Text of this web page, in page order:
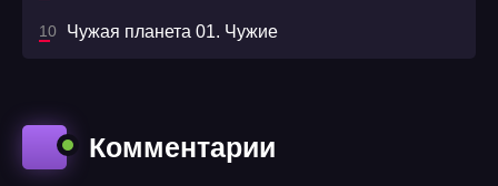
Чужая планета 01. Чужие
Комментарии